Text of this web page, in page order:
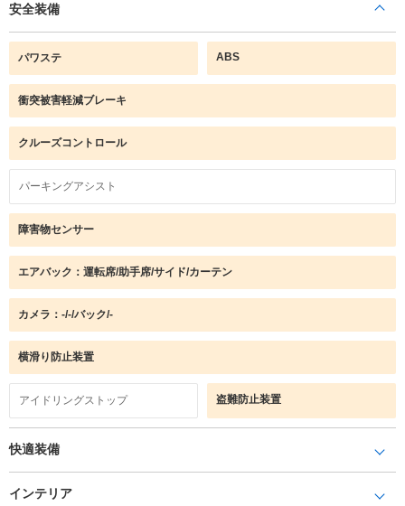
安全装備
パワステ ABS
衝突被害軽減ブレーキ
クルーズコントロール
パーキングアシスト
障害物センサー
エアバック：運転席/助手席/サイド/カーテン
カメラ：-/-/バック/-
横滑り防止装置
アイドリングストップ 盗難防止装置
快適装備
インテリア